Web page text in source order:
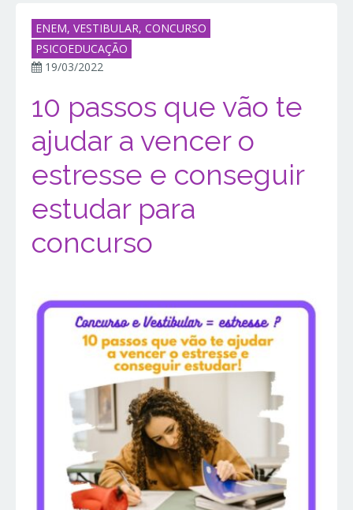
ENEM, VESTIBULAR, CONCURSO
PSICOEDUCAÇÃO
19/03/2022
10 passos que vão te
ajudar a vencer o
estresse e conseguir
estudar para
concurso